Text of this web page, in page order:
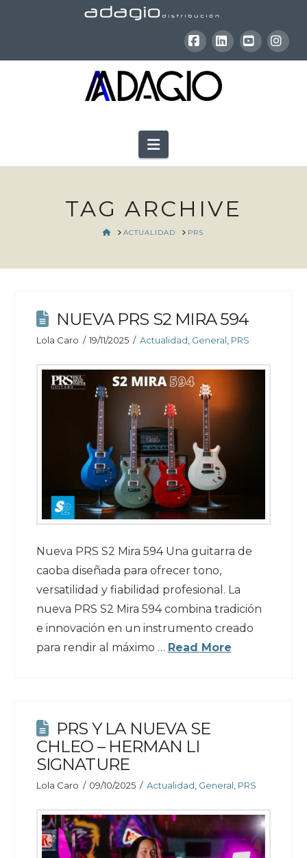
Facebook
LinkedInYouTube
Navigation
TAG ARCHIVE
HOME
ACTUALIDAD PRS
NUEVA PRS S2 MIRA 594
Lola Caro 19/11/2025 Actualidad General PRS
Nueva PRS S2 Mira 594 Una guitarra de
caoba diseñada para ofrecer tono,
versatilidad y fiabilidad profesional. La
nueva PRS S2 Mira 594 combina tradición
e innovación en un instrumento creado
para rendir al máximo … Read More
PRS Y LA NUEVA SE
CHLEO – HERMAN LI
SIGNATURE
Lola Caro 09/10/2025 Actualidad General PRS